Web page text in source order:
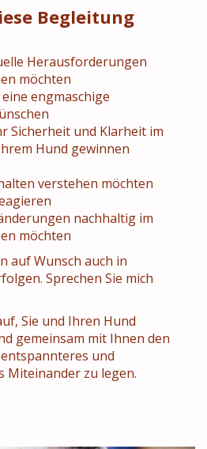
Begleitung
Herausforderungen
möchten
engmaschige
Sicherheit und Klarheit im
Hund gewinnen
verstehen möchten
nachhaltig im
möchten
auf Wunsch auch in
Sprechen Sie mich
Sie und Ihren Hund
gemeinsam mit Ihnen den
und
Miteinander zu legen.